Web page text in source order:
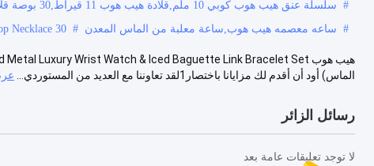
# سلسلة عنق هيب هوب كوبي 10 ملم,قلادة هيب هوب 11 قيراط,30 بوصة قلادة الهيب هوب
# ساعه معصمه هيب هوب,ساعة معلبة من الماس المعدن #
30 Inches Hip Hop Necklace
الماس) أود أن أقدم لك مزايانا باختصار1لقد تعاوننا مع العديد من المستوردي...
رسائل الزائر
لا توجد تعليقات عامة بعد